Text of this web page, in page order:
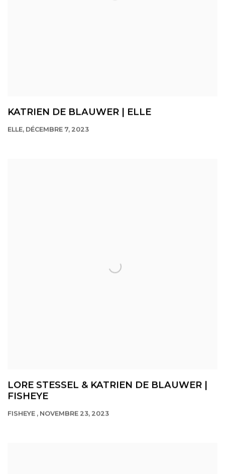
KATRIEN DE BLAUWER | ELLE
ELLE, DÉCEMBRE 7, 2023
LORE STESSEL & KATRIEN DE BLAUWER |
FISHEYE
FISHEYE , NOVEMBRE 23, 2023